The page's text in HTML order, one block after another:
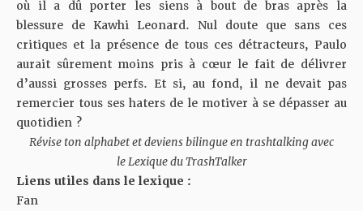
où il a dû porter les siens à bout de bras après la
blessure de Kawhi Leonard. Nul doute que sans ces
critiques et la présence de tous ces détracteurs, Paulo
aurait sûrement moins pris à cœur le fait de délivrer
d’aussi grosses perfs. Et si, au fond, il ne devait pas
remercier tous ses haters de le motiver à se dépasser au
quotidien ?
Révise ton alphabet et deviens bilingue en trashtalking avec
le Lexique du TrashTalker
Liens utiles dans le lexique :
Fan